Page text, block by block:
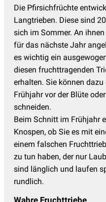
Die Pfirsichfrüchte
Langtrieben. Diese sind
sich im Sommer. An
für das nächste Jahr
es wichtig ein
diesen fruchttragenden
erhalten. Sie können
Frühjahr vor der Blüte
schneiden.
Beim Schnitt im Frühjahr
Knospen, ob Sie es mit
einem falschen
zu tun haben, der nur
sind länglich und laufen
rundlich.
Wahre Fruchttriebe